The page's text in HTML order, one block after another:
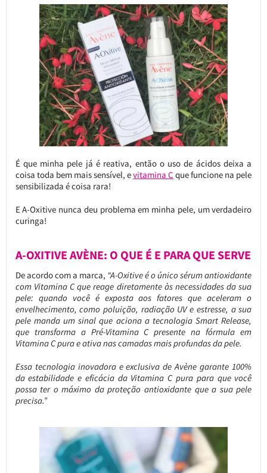
É que minha pele já é reativa, então o uso de ácidos deixa a
coisa toda bem mais sensível, evitamina C que funcione na pele
sensibilizada é coisa rara!
E A-Oxitive nunca deu problema em minha pele, um verdadeiro
curinga!
A-OXITIVE AVÈNE: O QUE É E PARA QUE SERVE
De acordo com a marca, “A-Oxitive é o único sérum antioxidante
com Vitamina C que reage diretamente às necessidades da sua
pele: quando você é exposta aos fatores que aceleram o
envelhecimento, como poluição, radiação UV e estresse, a sua
pele manda um sinal que aciona a tecnologia Smart Release,
que transforma a Pré-Vitamina C presente na fórmula em
Vitamina C pura e ativa nas camadas mais profundas da pele.
Essa tecnologia inovadora e exclusiva de Avène garante 100%
da estabilidade e eficácia da Vitamina C pura para que você
possa ter o máximo da proteção antioxidante que a sua pele
precisa.”